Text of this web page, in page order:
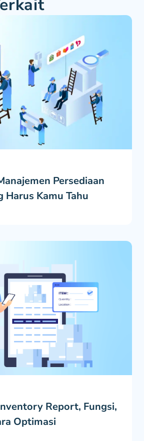
Persediaan
Harus Kamu Tahu
Report, Fungsi,
Optimasi